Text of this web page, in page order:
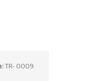
TR- 0009